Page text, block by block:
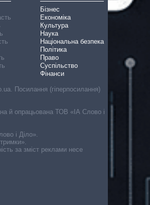
Бізнес
Економіка
Культура
Наука
Національна безпека
Політика
Право
Суспільство
Фінанси
Посилання (гіперпосилання)
й опрацьована ТОВ «ІА Слово і
і Діло».
за зміст реклами несе